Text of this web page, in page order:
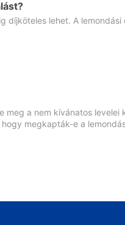
díjköteles lehet. A lemondási
meg a nem kívánatos levelei
megkapták-e a